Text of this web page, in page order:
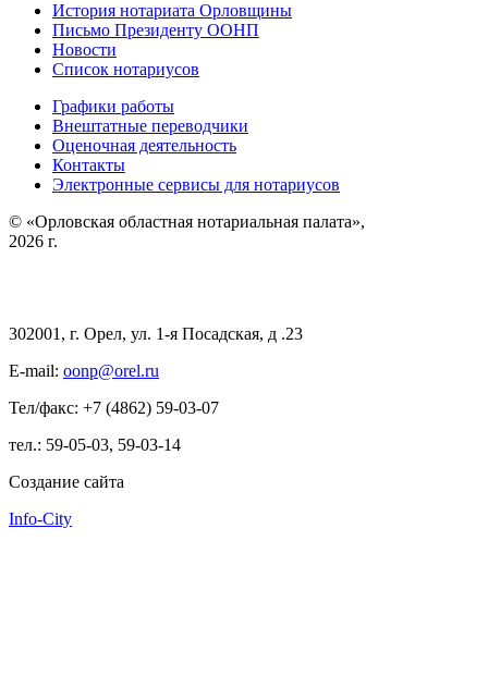
История нотариата Орловщины
Письмо Президенту ООНП
Новости
Список нотариусов
Графики работы
Внештатные переводчики
Оценочная деятельность
Контакты
Электронные сервисы для нотариусов
© «Орловская областная нотариальная палата»,
2026 г.
302001, г. Орел, ул. 1-я Посадская, д .23
E-mail: oonp@orel.ru
Тел/факс: +7 (4862) 59-03-07
тел.: 59-05-03, 59-03-14
Создание сайта
Info-City